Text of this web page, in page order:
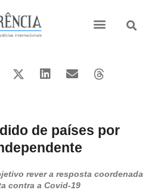
de países por
rever a resposta coordenada
contra a Covid-19